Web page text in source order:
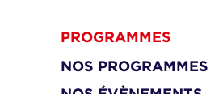
PROGRAMMES
NOS PROGRAMMES